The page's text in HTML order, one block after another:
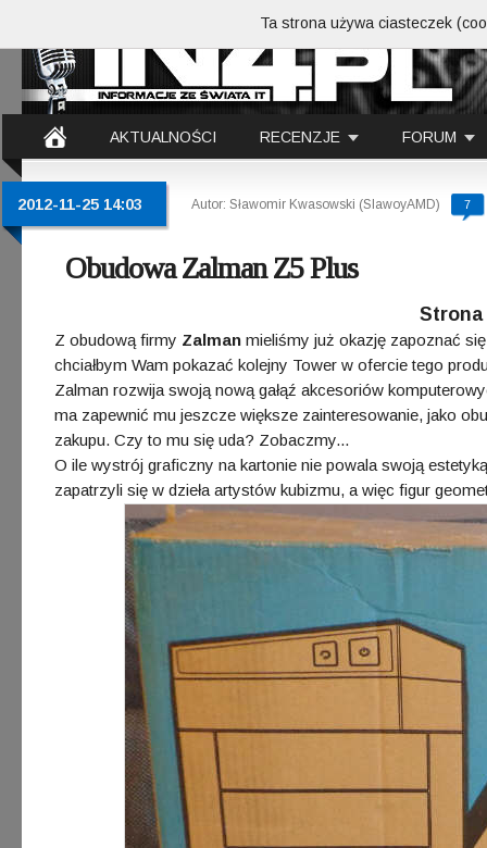
AKTUALNOŚCI RECENZJE FORUM
2012-11-25 14:03 Autor: Sławomir Kwasowski (SlawoyAMD) 7
Obudowa Zalman Z5 Plus
Strona
Z obudową firmy Zalman mieliśmy już okazję zapoznać
chciałbym Wam pokazać kolejny Tower w ofercie tego
Zalman rozwija swoją nową gałąź akcesoriów
ma zapewnić mu jeszcze większe zainteresowanie, jako
zakupu. Czy to mu się uda? Zobaczmy...
O ile wystrój graficzny na kartonie nie powala swoją
zapatrzyli się w dzieła artystów kubizmu, a więc figur
Ta strona używa ciasteczek